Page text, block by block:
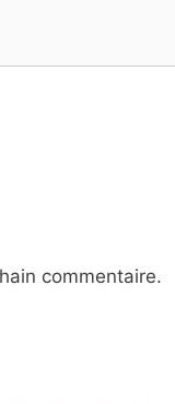
commentaire.